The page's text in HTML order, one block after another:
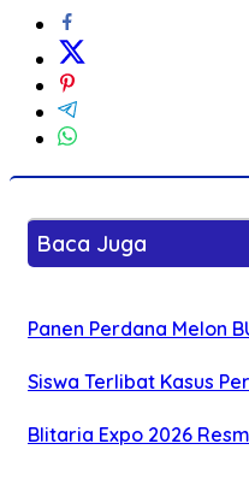
Baca Juga
Panen Perdana Melon
Siswa Terlibat Kasus
Blitaria Expo 2026